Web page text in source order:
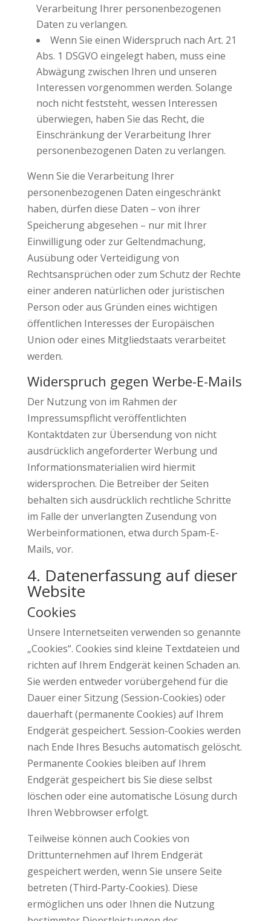
Verarbeitung Ihrer personenbezogenen
Daten zu verlangen.
Wenn Sie einen Widerspruch nach Art. 21
Abs. 1 DSGVO eingelegt haben, muss eine
Abwägung zwischen Ihren und unseren
Interessen vorgenommen werden. Solange
noch nicht feststeht, wessen Interessen
überwiegen, haben Sie das Recht, die
Einschränkung der Verarbeitung Ihrer
personenbezogenen Daten zu verlangen.
Wenn Sie die Verarbeitung Ihrer
personenbezogenen Daten eingeschränkt
haben, dürfen diese Daten – von ihrer
Speicherung abgesehen – nur mit Ihrer
Einwilligung oder zur Geltendmachung,
Ausübung oder Verteidigung von
Rechtsansprüchen oder zum Schutz der Rechte
einer anderen natürlichen oder juristischen
Person oder aus Gründen eines wichtigen
öffentlichen Interesses der Europäischen
Union oder eines Mitgliedstaats verarbeitet
werden.
Widerspruch gegen Werbe-E-Mails
Der Nutzung von im Rahmen der
Impressumspflicht veröffentlichten
Kontaktdaten zur Übersendung von nicht
ausdrücklich angeforderter Werbung und
Informationsmaterialien wird hiermit
widersprochen. Die Betreiber der Seiten
behalten sich ausdrücklich rechtliche Schritte
im Falle der unverlangten Zusendung von
Werbeinformationen, etwa durch Spam-E-
Mails, vor.
4. Datenerfassung auf dieser
Website
Cookies
Unsere Internetseiten verwenden so genannte
„Cookies“. Cookies sind kleine Textdateien und
richten auf Ihrem Endgerät keinen Schaden an.
Sie werden entweder vorübergehend für die
Dauer einer Sitzung (Session-Cookies) oder
dauerhaft (permanente Cookies) auf Ihrem
Endgerät gespeichert. Session-Cookies werden
nach Ende Ihres Besuchs automatisch gelöscht.
Permanente Cookies bleiben auf Ihrem
Endgerät gespeichert bis Sie diese selbst
löschen oder eine automatische Lösung durch
Ihren Webbrowser erfolgt.
Teilweise können auch Cookies von
Drittunternehmen auf Ihrem Endgerät
gespeichert werden, wenn Sie unsere Seite
betreten (Third-Party-Cookies). Diese
ermöglichen uns oder Ihnen die Nutzung